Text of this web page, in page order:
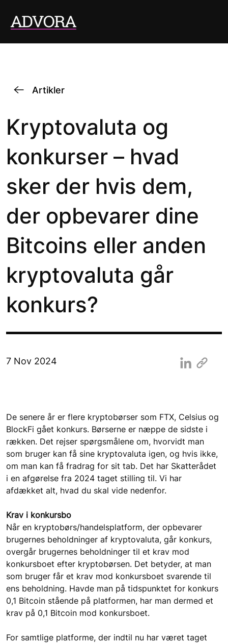
Kryptovaluta og
konkurser – hvad
sker der hvis dem,
der opbevarer dine
Bitcoins eller anden
kryptovaluta går
konkurs?
Artikler
7 Nov 2024
De senere år er flere kryptobørser som FTX, Celsius og
BlockFi gået konkurs. Børserne er næppe de sidste i
rækken. Det rejser spørgsmålene om, hvorvidt man
som bruger kan få sine kryptovaluta igen, og hvis ikke,
om man kan få fradrag for sit tab. Det har Skatterådet
i en afgørelse fra 2024 taget stilling til. Vi har
afdækket alt, hvad du skal vide nedenfor.
Krav i konkursbo
Når en kryptobørs/handelsplatform, der opbevarer
brugernes beholdninger af kryptovaluta, går konkurs,
overgår brugernes beholdninger til et krav mod
konkursboet efter kryptobørsen. Det betyder, at man
som bruger får et krav mod konkursboet svarende til
ens beholdning. Havde man på tidspunktet for konkurs
0,1 Bitcoin stående på platformen, har man dermed et
krav på 0,1 Bitcoin mod konkursboet.
For samtlige platforme, der indtil nu har været taget